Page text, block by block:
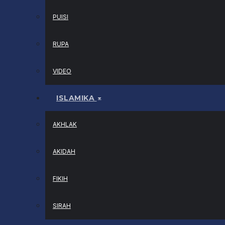
PUISI
RUPA
VIDEO
ISLAMIKA
AKHLAK
AKIDAH
FIKIH
SIRAH